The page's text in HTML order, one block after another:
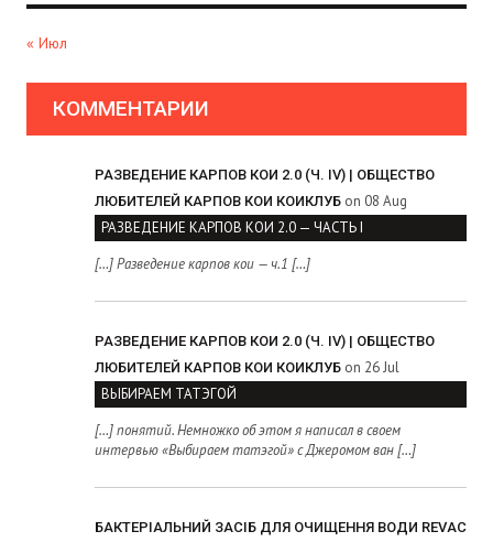
« Июл
КОММЕНТАРИИ
РАЗВЕДЕНИЕ КАРПОВ КОИ 2.0 (Ч. IV) | ОБЩЕСТВО
ЛЮБИТЕЛЕЙ КАРПОВ КОИ КОИКЛУБ on 08 Aug
РАЗВЕДЕНИЕ КАРПОВ КОИ 2.0 — ЧАСТЬ I
[…] Разведение карпов кои — ч.1 […]
РАЗВЕДЕНИЕ КАРПОВ КОИ 2.0 (Ч. IV) | ОБЩЕСТВО
ЛЮБИТЕЛЕЙ КАРПОВ КОИ КОИКЛУБ on 26 Jul
ВЫБИРАЕМ ТАТЭГОЙ
[…] понятий. Немножко об этом я написал в своем
интервью «Выбираем татэгой» с Джеромом ван […]
БАКТЕРІАЛЬНИЙ ЗАСІБ ДЛЯ ОЧИЩЕННЯ ВОДИ REVAC